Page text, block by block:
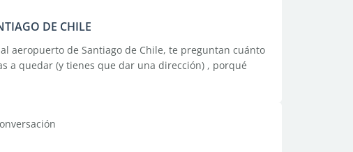
DE CHILE
aeropuerto de Santiago de Chile, te preguntan cuánto
a quedar (y tienes que dar una dirección) , porqué